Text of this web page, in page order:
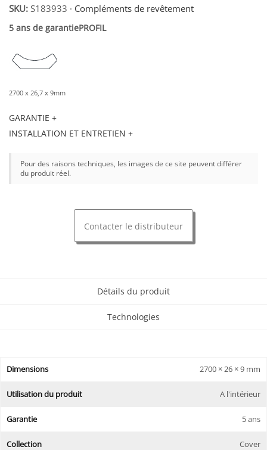
SKU: S183933 · Compléments de revêtement
5 ans de garantiePROFIL
2700 x 26,7 x 9mm
GARANTIE +
INSTALLATION ET ENTRETIEN +
Pour des raisons techniques, les images de ce site peuvent différer
du produit réel.
Contacter le distributeur
Détails du produit
Technologies
Dimensions 2700 × 26 × 9 mm
Utilisation du produit A l'intérieur
Garantie 5 ans
Collection Cover